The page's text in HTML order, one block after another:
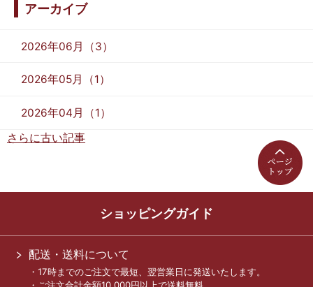
アーカイブ
2026年06月（3）
2026年05月（1）
2026年04月（1）
さらに古い記事
ショッピングガイド
配送・送料について
・17時までのご注文で最短、翌営業日に発送いたします。
・ご注文合計金額10,000円以上で送料無料